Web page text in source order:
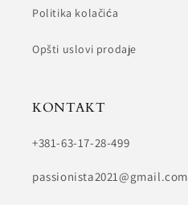
Politika kolačića
Opšti uslovi prodaje
KONTAKT
+381-63-17-28-499
passionista2021@gmail.com